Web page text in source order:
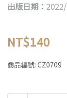
出版日期：
NT$140
商品編號: CZ0709